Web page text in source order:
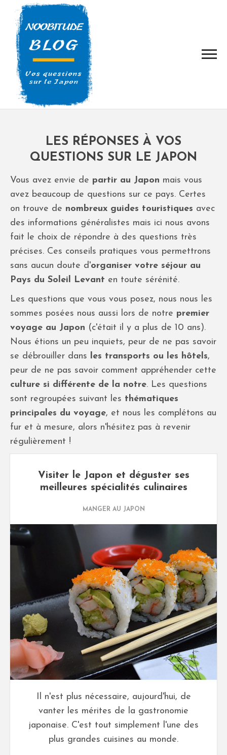
LES RÉPONSES À VOS
QUESTIONS SUR LE JAPON
Vous avez envie de partir au Japon mais vous
avez beaucoup de questions sur ce pays. Certes
on trouve de nombreux guides touristiques avec
des informations généralistes mais ici nous avons
fait le choix de répondre à des questions très
précises. Ces conseils pratiques vous permettrons
sans aucun doute d'organiser votre séjour au
Pays du Soleil Levant en toute sérénité.
Les questions que vous vous posez, nous nous les
sommes posées nous aussi lors de notre premier
voyage au Japon (c'était il y a plus de 10 ans).
Nous étions un peu inquiets, peur de ne pas savoir
se débrouiller dans les transports ou les hôtels,
peur de ne pas savoir comment appréhender cette
culture si différente de la notre. Les questions
sont regroupées suivant les thématiques
principales du voyage, et nous les complétons au
fur et à mesure, alors n'hésitez pas à revenir
régulièrement !
Visiter le Japon et déguster ses
meilleures spécialités culinaires
MANGER AU JAPON
Il n'est plus nécessaire, aujourd'hui, de
vanter les mérites de la gastronomie
japonaise. C'est tout simplement l'une des
plus grandes cuisines au monde.